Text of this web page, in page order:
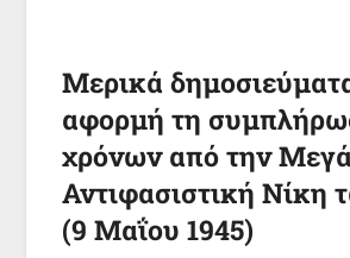
Μερικά
αφορμή τη
χρόνων από την
Αντιφασιστική Νίκη
(9 Μαΐου 1945)